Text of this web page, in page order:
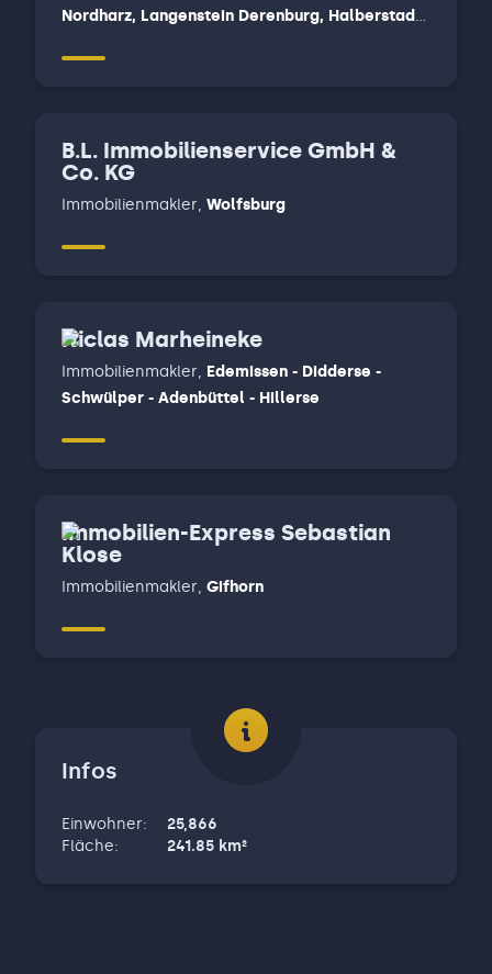
Nordharz, Langenstein Derenburg, Halberstadt,
B.L. Immobilienservice GmbH &
Co. KG
Immobilienmakler, Wolfsburg
Niclas Marheineke
Immobilienmakler, Edemissen - Didderse -
Schwülper - Adenbüttel - Hillerse
Immobilien-Express Sebastian
Klose
Immobilienmakler, Gifhorn
Infos
Einwohner:
25,866
Fläche: 241.85 km²